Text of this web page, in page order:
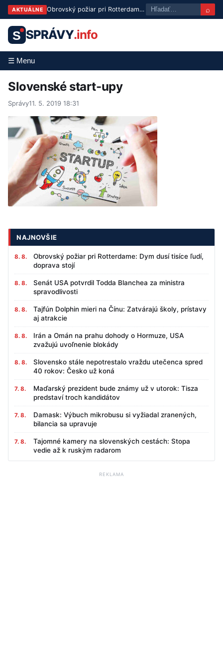
AKTUÁLNE Obrovský požiar pri Rotterdame: Dym dusí tisíce ľudí, doprava stojí ⌕
S SPRÁVY.info
☰ Menu
Slovenské start-upy
Správy11. 5. 2019 18:31
NAJNOVŠIE
8. 8.
Obrovský požiar pri Rotterdame: Dym dusí tisíce ľudí,
doprava stojí
8. 8.
Senát USA potvrdil Todda Blanchea za ministra
spravodlivosti
8. 8.
Tajfún Dolphin mieri na Čínu: Zatvárajú školy, prístavy
aj atrakcie
8. 8.
Irán a Omán na prahu dohody o Hormuze, USA
zvažujú uvoľnenie blokády
8. 8.
Slovensko stále nepotrestalo vraždu utečenca spred
40 rokov: Česko už koná
7. 8.
Maďarský prezident bude známy už v utorok: Tisza
predstaví troch kandidátov
7. 8.
Damask: Výbuch mikrobusu si vyžiadal zranených,
bilancia sa upravuje
7. 8.
Tajomné kamery na slovenských cestách: Stopa
vedie až k ruským radarom
REKLAMA